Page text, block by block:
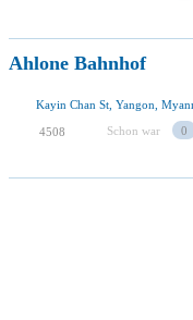
Ahlone Bahnhof
Kayin Chan St, Yangon,
4508 Schon war 0